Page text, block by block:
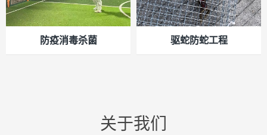
防疫消毒杀菌 驱蛇防蛇工程
关于我们